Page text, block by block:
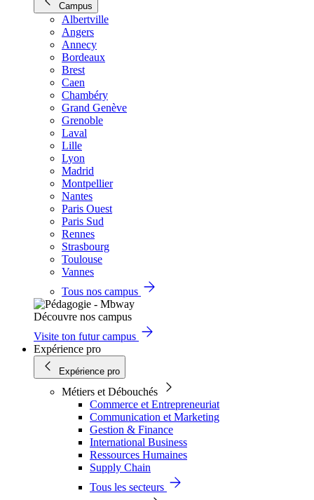
Campus
Albertville
Angers
Annecy
Bordeaux
Brest
Caen
Chambéry
Grand Genève
Grenoble
Laval
Lille
Lyon
Madrid
Montpellier
Nantes
Paris Ouest
Paris Sud
Rennes
Strasbourg
Toulouse
Vannes
Tous nos campus
Découvre nos campus
Visite ton futur campus
Expérience pro
Expérience pro
Métiers et Débouchés
Commerce et Entrepreneuriat
Communication et Marketing
Gestion & Finance
International Business
Ressources Humaines
Supply Chain
Tous les secteurs